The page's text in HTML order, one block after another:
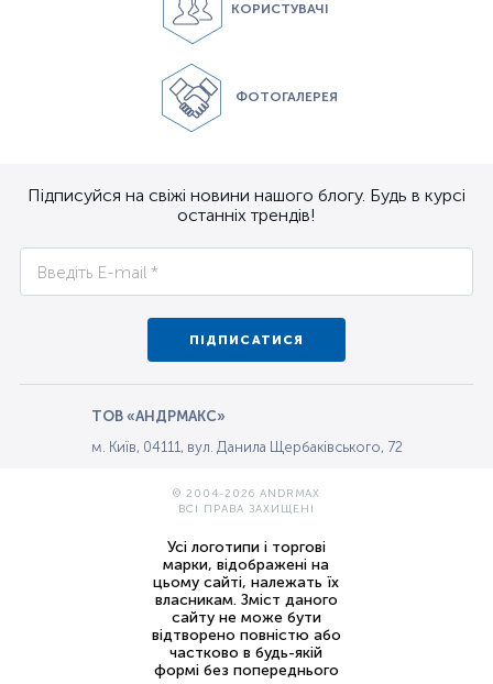
КОРИСТУВАЧІ
ФОТОГАЛЕРЕЯ
Підписуйся на свіжі новини нашого блогу. Будь в курсі
останніх трендів!
ПІДПИСАТИСЯ
ТОВ «АНДРМАКС»
м. Київ, 04111, вул. Данила Щербаківського, 72
© 2004-2026 ANDRMAX
ВСІ ПРАВА ЗАХИЩЕНІ
Усі логотипи і торгові
марки, відображені на
цьому сайті, належать їх
власникам. Зміст даного
сайту не може бути
відтворено повністю або
частково в будь-якій
формі без попереднього